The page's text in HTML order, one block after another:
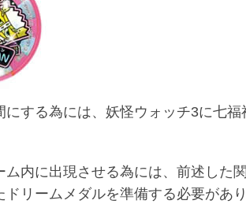
にする為には、妖怪ウォッチ3に七
ム内に出現させる為には、前述した
ドリームメダルを準備する必要があ